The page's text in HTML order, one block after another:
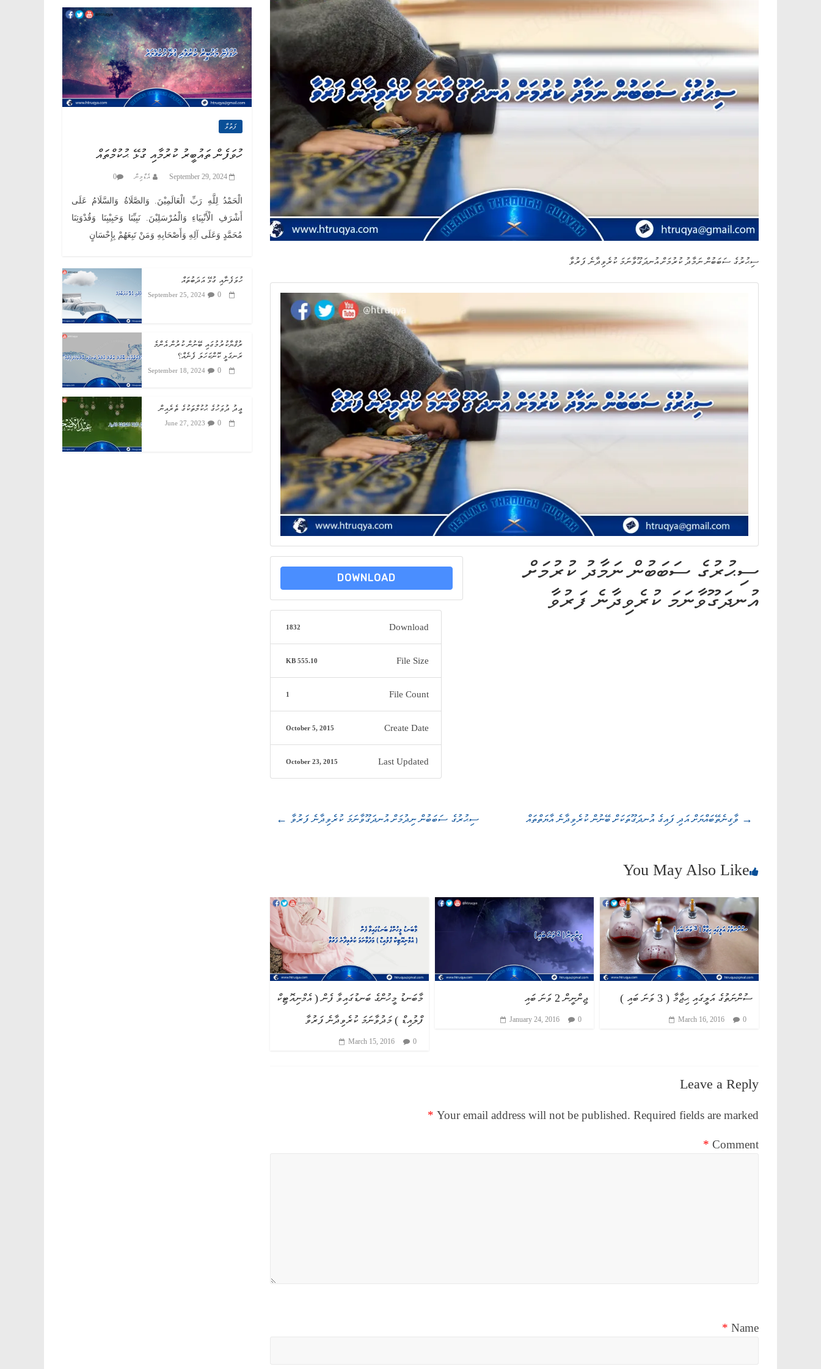
ސިޙުރުގެ ސަބަބުން ނަމާދު ކުރުމަށް އުނދަގޫވާނަމަ ކުރެވިދާނެ ފަރުވާ
DOWNLOAD
Download
1832
File Size
555.10 KB
File Count
1
Create Date
October 5, 2015
Last Updated
October 23, 2015
ސިޙުރުގެ ސަބަބުން ނަމާދު ކުރުމަށް
އުނދަގޫވާނަމަ ކުރެވިދާނެ ފަރުވާ
← ސިޙުރުގެ ސަބަބުން ނިދުމަށް އުނދަގޫވާނަމަ ކުރެވިދާނެ ފަރުވާ →
You May Also Like
މާބަނޑު މީހުންގެ ބަނޑުގައިވާ ފެން ( އެމްނިއޮޓިކް
ފްލުއިޑް ) މަދުވާނަމަ ކުރެވިދާނެ ފަރުވާ
March 15, 2016 0
ޖިންނީން 2 ވަނަ ބައި
January 24, 2016 0
ސުންނަތުގެ އަލީގައި ޙިޖާމާ ( 3 ވަނަ ބައި )
March 16, 2016 0
Leave a Reply
Your email address will not be published. Required fields are marked
*
Comment
*
Name
*
ފަތުވާ
ހުވަފެން ތައުބީރު ކުރުމާއި ގުޅޭ ޙުކުމްތައް
September 29, 2024 އެޑްމިން 0
الْحَمْدُ لِلَّهِ رَبِّ الْعَالَمِيْنَ. وَالصَّلَاةُ وَالسَّلَامُ عَلَى
أَشْرَفِ الْأَنْبِيَاءِ وَالْمُرْسَلِيْنَ. نَبِيِّنَا وَحَبِيْبِنَا وَقُدْوَتِنَا
مُحَمَّدٍ وَعَلَى آلِهِ وَأَصْحَابِهِ وَمَنْ تَبِعَهُمْ بِإِحْسَانٍ
ހުވަފެނާއި ގުޅޭ އަދަބުތައް
September 25, 2024 0
ރުޤްޔާކުރުމުގައި ބޭނުން ކުރުން އެންމެ
ރަނގަޅީ ކޮންކަހަލަ ފެނެއް؟
September 18, 2024 0
ޢީދު ދުވަހުގެ ޙުކުމްތަކުގެ ތެރެއިން
June 27, 2023 0